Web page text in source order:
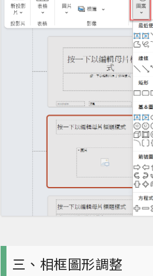
三、相框圖形調整